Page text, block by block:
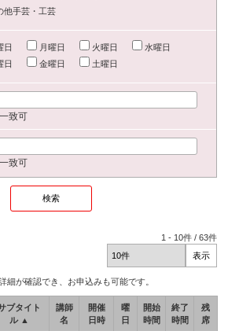
他手芸・工芸
日 月曜日 火曜日
水曜日
日
金曜日 土曜日
致可
致可
1 - 10件 /63件
細が確認でき、お申込みも可能です。
ブタイト
ル ▲
講師
名
開催
日時
曜
日
開始
時間
終了
時間
残
席